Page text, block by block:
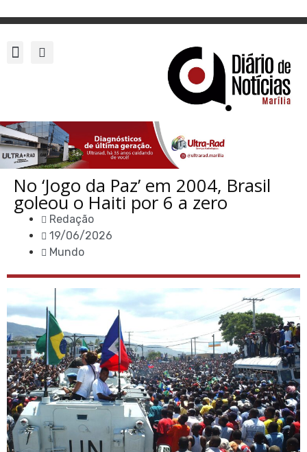
No ‘Jogo da Paz’ em 2004, Brasil
goleou o Haiti por 6 a zero
Redação
19/06/2026
Mundo